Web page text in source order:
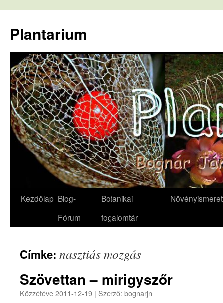
tartalomba
Plantarium
Kezdőlap Blog-
Fórum
Botanikai
fogalomtár
Növényismeret
Címke: nasztiás mozgás
Szövettan – mirigyszőr
Közzétéve2011-12-19 | Szerző: bognarjn